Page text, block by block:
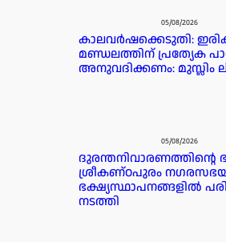
05/08/2026
കാലവർഷക്കെടുതി:
മണ്ഡലത്തിന് പ്രത്യേക
അനുവദിക്കണം: മുസ്ലിം
05/08/2026
ദുരന്തനിവാരണത്തിന്റെ
ശ്രീകണ്ഠപുരം
ഭക്ഷ്യസ്ഥാപനങ്ങളിൽ
നടത്തി